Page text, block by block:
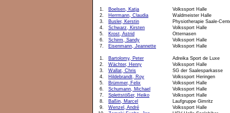
1. Boelsen, Katja
Volkssport Halle
2.
Herrmann, Claudia
Waldmeister Halle
3.
Busler, Kerstin
Physiotherapie Saale-
4.
Schwarz, Kirsten
Volkssport Halle
5.
Krost, Astrid
Otternasen
6.
Schirm, Sandy
Volkssport Halle
7.
Eisenmann, Jeannette Volkssport Halle
1. Bartolomy, Peter
Adreika Sport de Luxe
2.
Wächter, Henry
Volkssport Halle
3.
Wallat, Chris
SG der Saalesparkasse
4.
Hildebrandt, Roy
Volkssport Heringen
5.
Brümmer, Felix
Volkssport Halle
6.
Schumann, Michael
Volkssport Halle
7.
Splettstößer, Heiko
Volkssport Halle
8.
Baßin, Marcel
Laufgruppe Gimritz
9.
Wenzel, André
Volkssport Halle